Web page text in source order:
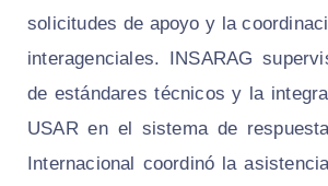
solicitudes de apoyo y la
interagenciales. INSARAG
de estándares técnicos y la
USAR en el sistema de
Internacional coordinó la